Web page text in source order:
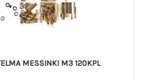
MESSINKI M3 120KPL